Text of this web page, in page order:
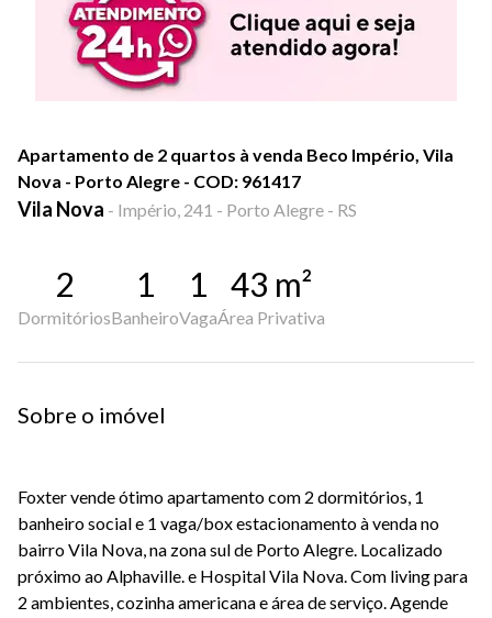
Apartamento de 2 quartos à venda Beco Império, Vila
Nova - Porto Alegre - COD: 961417
Vila Nova - Império, 241 - Porto Alegre - RS
2
Dormitórios
1
Banheiro
1
Vaga
43 m²
Área Privativa
Sobre o imóvel
Foxter vende ótimo apartamento com 2 dormitórios, 1
banheiro social e 1 vaga/box estacionamento à venda no
bairro Vila Nova, na zona sul de Porto Alegre. Localizado
próximo ao Alphaville. e Hospital Vila Nova. Com living para
2 ambientes, cozinha americana e área de serviço. Agende